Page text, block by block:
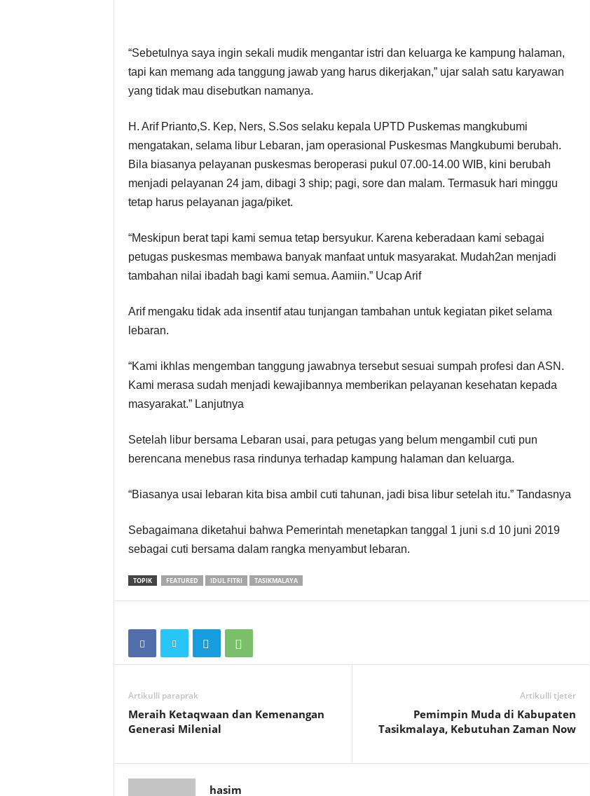
“Sebetulnya saya ingin sekali mudik mengantar istri dan keluarga ke kampung halaman,
tapi kan memang ada tanggung jawab yang harus dikerjakan,” ujar salah satu karyawan
yang tidak mau disebutkan namanya.
H. Arif Prianto,S. Kep, Ners, S.Sos selaku kepala UPTD Puskemas mangkubumi
mengatakan, selama libur Lebaran, jam operasional Puskesmas Mangkubumi berubah.
Bila biasanya pelayanan puskesmas beroperasi pukul 07.00-14.00 WIB, kini berubah
menjadi pelayanan 24 jam, dibagi 3 ship; pagi, sore dan malam. Termasuk hari minggu
tetap harus pelayanan jaga/piket.
“Meskipun berat tapi kami semua tetap bersyukur. Karena keberadaan kami sebagai
petugas puskesmas membawa banyak manfaat untuk masyarakat. Mudah2an menjadi
tambahan nilai ibadah bagi kami semua. Aamiin.” Ucap Arif
Arif mengaku tidak ada insentif atau tunjangan tambahan untuk kegiatan piket selama
lebaran.
“Kami ikhlas mengemban tanggung jawabnya tersebut sesuai sumpah profesi dan ASN.
Kami merasa sudah menjadi kewajibannya memberikan pelayanan kesehatan kepada
masyarakat.” Lanjutnya
Setelah libur bersama Lebaran usai, para petugas yang belum mengambil cuti pun
berencana menebus rasa rindunya terhadap kampung halaman dan keluarga.
“Biasanya usai lebaran kita bisa ambil cuti tahunan, jadi bisa libur setelah itu.” Tandasnya
Sebagaimana diketahui bahwa Pemerintah menetapkan tanggal 1 juni s.d 10 juni 2019
sebagai cuti bersama dalam rangka menyambut lebaran.
TOPIK FEATURED IDUL FITRI TASIKMALAYA
Artikulli paraprak
Meraih Ketaqwaan dan Kemenangan
Generasi Milenial
Artikulli tjetër
Pemimpin Muda di Kabupaten
Tasikmalaya, Kebutuhan Zaman Now
hasim